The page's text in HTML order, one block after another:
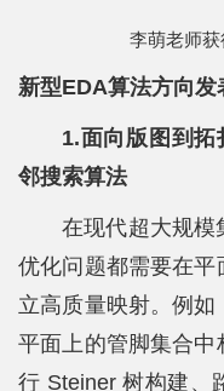
李萌老师
新型EDA算法方向发
1.面向版图到
邻搜索算法
在现代超大规模
优化问题都需要在
立高质量映射。例
平面上的管脚集合
行 Steiner 树构建、